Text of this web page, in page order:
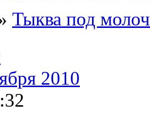
Тыква под
2010